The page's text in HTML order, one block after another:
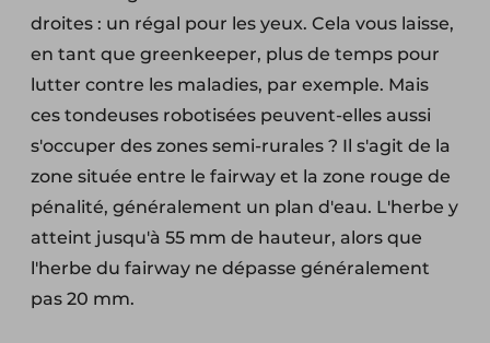
droites : un régal pour les yeux. Cela vous laisse,
en tant que greenkeeper, plus de temps pour
lutter contre les maladies, par exemple. Mais
ces tondeuses robotisées peuvent-elles aussi
s'occuper des zones semi-rurales ? Il s'agit de la
zone située entre le fairway et la zone rouge de
pénalité, généralement un plan d'eau. L'herbe y
atteint jusqu'à 55 mm de hauteur, alors que
l'herbe du fairway ne dépasse généralement
pas 20 mm.